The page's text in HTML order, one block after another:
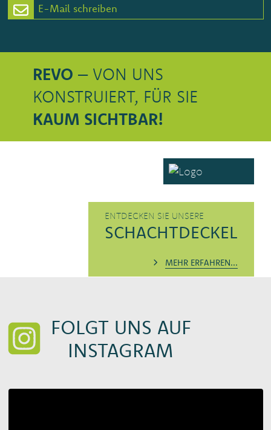
E-Mail schreiben
REVO – VON UNS
KONSTRUIERT, FÜR SIE
KAUM SICHTBAR!
ENTDECKEN SIE UNSERE
SCHACHTDECKEL
MEHR ERFAHREN...
FOLGT UNS AUF
INSTAGRAM